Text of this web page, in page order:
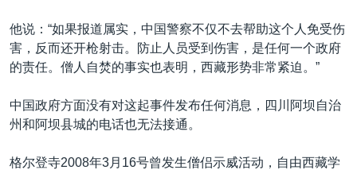
他说：“如果报道属实，中国警察不仅不去帮助这个人免受伤
害，反而还开枪射击。防止人员受到伤害，是任何一个政府
的责任。僧人自焚的事实也表明，西藏形势非常紧迫。”
中国政府方面没有对这起事件发布任何消息，四川阿坝自治
州和阿坝县城的电话也无法接通。
格尔登寺2008年3月16号曾发生僧侣示威活动，自由西藏学